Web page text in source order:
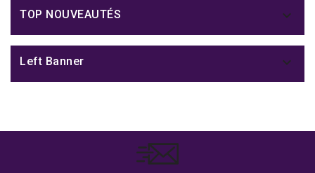
TOP NOUVEAUTÉS 
Left Banner 